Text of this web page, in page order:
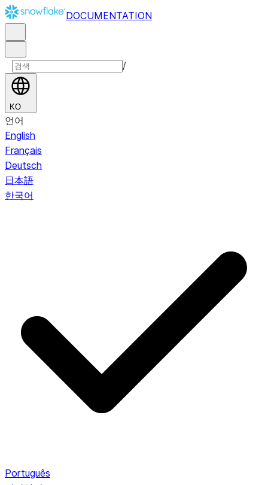
DOCUMENTATION
/
KO
언어
English
Français
Deutsch
日本語
한국어
Português